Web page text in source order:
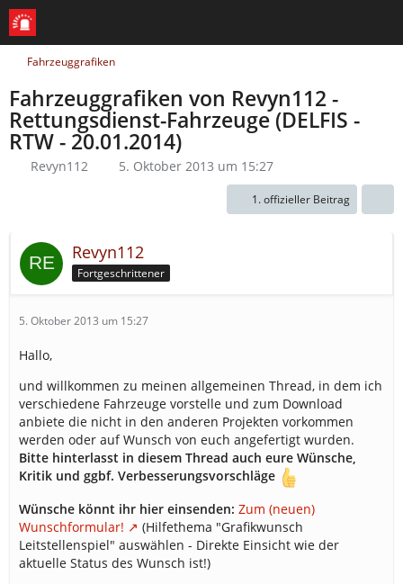
Fahrzeuggrafiken
Fahrzeuggrafiken von Revyn112 -
Rettungsdienst-Fahrzeuge (DELFIS -
RTW - 20.01.2014)
Revyn112 5. Oktober 2013 um 15:27
1. offizieller Beitrag
Revyn112
Fortgeschrittener
5. Oktober 2013 um 15:27
Hallo,
und willkommen zu meinen allgemeinen Thread, in dem ich
verschiedene Fahrzeuge vorstelle und zum Download
anbiete die nicht in den anderen Projekten vorkommen
werden oder auf Wunsch von euch angefertigt wurden.
Bitte hinterlasst in diesem Thread auch eure Wünsche,
Kritik und ggbf. Verbesserungsvorschläge
Wünsche könnt ihr hier einsenden: Zum (neuen)
Wunschformular!
(Hilfethema "Grafikwunsch
Leitstellenspiel" auswählen - Direkte Einsicht wie der
aktuelle Status des Wunsch ist!)